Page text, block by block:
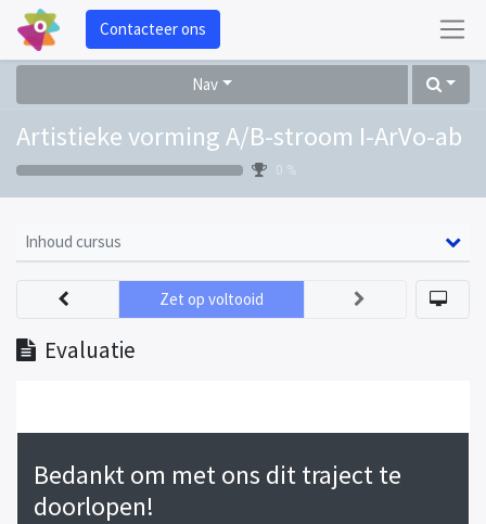
Contacteer ons
Nav
Artistieke vorming A/B-stroom I-ArVo-ab
0 %
Inhoud cursus
Evaluatie
Zet op voltooid
Bedankt om met ons dit traject te
doorlopen!